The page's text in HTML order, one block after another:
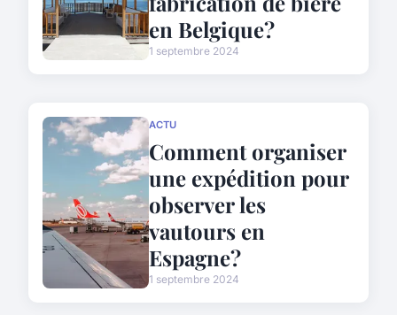
en Belgique?
1 septembre 2024
ACTU
Comment organiser
une expédition pour
observer les
vautours en
Espagne?
1 septembre 2024